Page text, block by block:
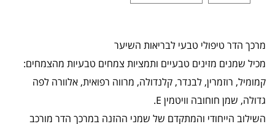
מרכך הדר טיפולי טבעי לבריאות השיער
מכיל שמנים מזינים טבעיים ותמציות צמחים טבעיות מהצמחים:
קמומיל, רוזמרין, לבנדר, קלנדולה, מרווה רפואית, אלוורה לפה
גדולה, שמן חוחובה וויטמין E.
השילוב הייחודי והמתקדם של שמני ההזנה במרכך הדר מורכב